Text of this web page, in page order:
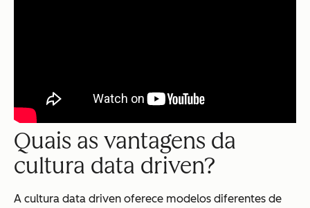
Quais as vantagens da
cultura data driven?
A cultura data driven oferece modelos diferentes de